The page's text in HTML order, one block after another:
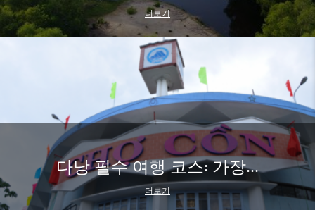
더보기
다낭 필수 여행 코스: 가장...
더보기